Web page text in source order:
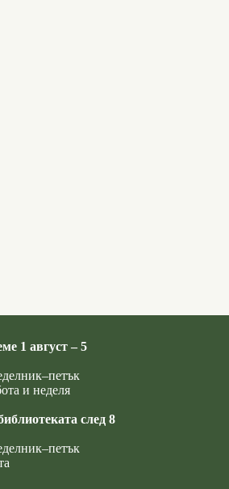
1 август – 5
и неделя
след 8